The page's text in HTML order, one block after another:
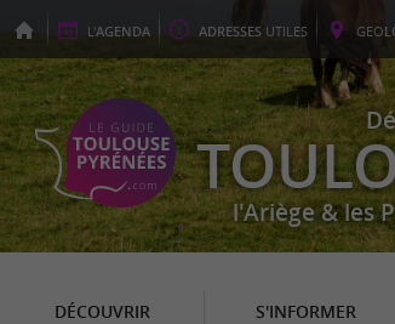
L'AGENDA ADRESSES UTILES GEO
l'Ariège & les
DÉCOUVRIR S'INFORMER